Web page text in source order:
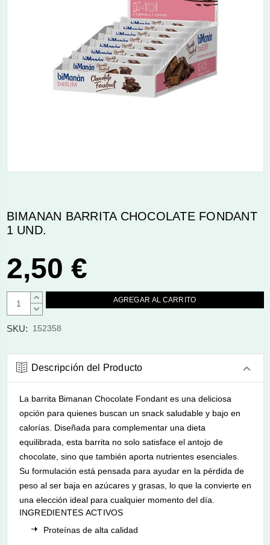
BIMANAN BARRITA CHOCOLATE FONDANT
1 UND.
2,50 €
AUMENTAR
CANTIDAD:
DISMINUIR
SKU: 152358
Descripción del Producto
La barrita Bimanan Chocolate Fondant es una deliciosa
opción para quienes buscan un snack saludable y bajo en
calorías. Diseñada para complementar una dieta
equilibrada, esta barrita no solo satisface el antojo de
chocolate, sino que también aporta nutrientes esenciales.
Su formulación está pensada para ayudar en la pérdida de
peso al ser baja en azúcares y grasas, lo que la convierte en
una elección ideal para cualquier momento del día.
INGREDIENTES ACTIVOS
Proteínas de alta calidad